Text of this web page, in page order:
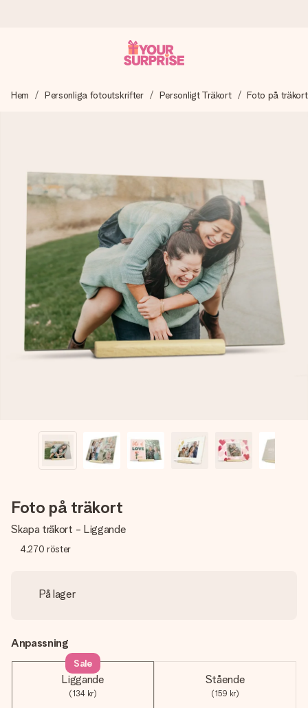
Vi skapar din gåva med omsorg och skickar den blixtsnabbt
4,6 (baserat på +15 000 recensioner)
Våra gåvor inspirerar. Kunder ger oss 4,6 på Google
Gratis hälsning
Skapa något unikt med bara några få steg – med hennes
namn, ditt foto eller ett meddelande som verkligen berör
hennes hjärta. Inget krångel, bara med all kärlek för stunden.
Hem Personliga fotoutskrifter Personligt Träkort Foto på träkort
Foto på träkort
Skapa träkort - Liggande
4,270 röster
På lager
Anpassning
Liggande
(134 kr)
Sale
Stående
(159 kr)